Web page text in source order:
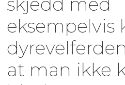
eksempelvis
at man ikke